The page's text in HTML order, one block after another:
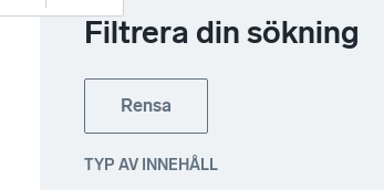
Filtrera din sökning
Rensa
TYP AV INNEHÅLL